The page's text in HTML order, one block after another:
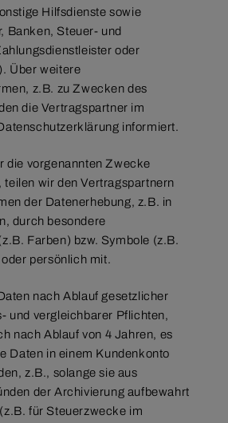
Hilfsdienste sowie
Banken, Steuer- und
oder
Über weitere
z.B. zu Zwecken des
die Vertragspartner im
informiert.
die vorgenannten Zwecke
teilen wir den Vertragspartnern
der Datenerhebung, z.B. in
durch besondere
Farben) bzw. Symbole (z.B.
persönlich mit.
nach Ablauf gesetzlicher
und vergleichbarer Pflichten,
nach Ablauf von 4 Jahren, es
Daten in einem Kundenkonto
z.B., solange sie aus
der Archivierung aufbewahrt
für Steuerzwecke im